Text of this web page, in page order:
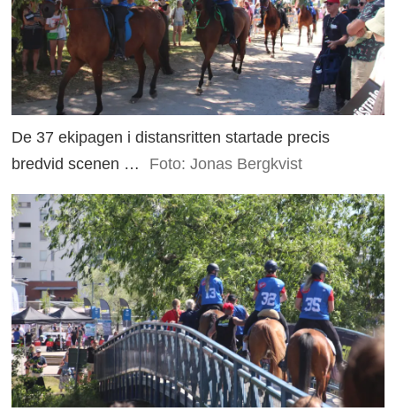
De 37 ekipagen i distansritten startade precis
bredvid scenen …
Foto: Jonas Bergkvist